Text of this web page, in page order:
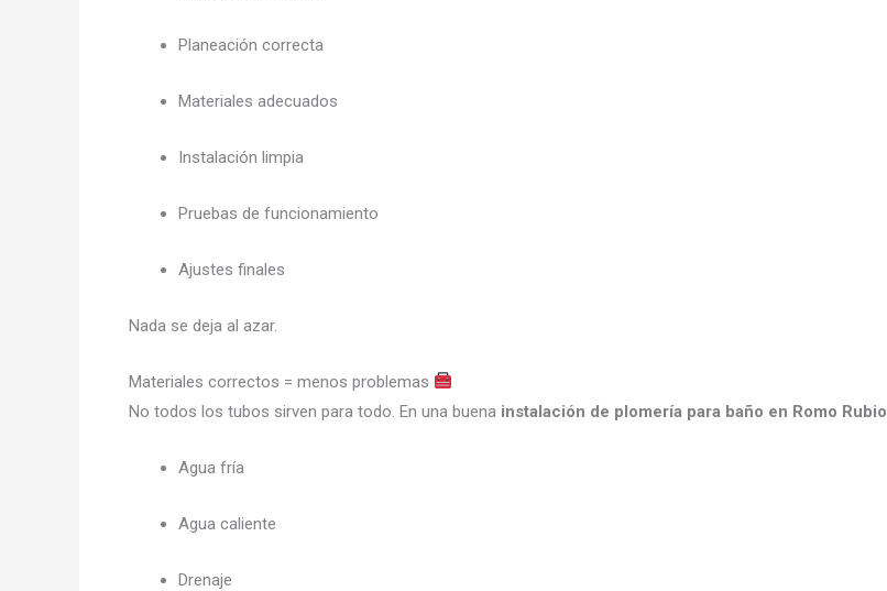
Planeación correcta
Materiales adecuados
Instalación limpia
Pruebas de funcionamiento
Ajustes finales
Nada se deja al azar.
Materiales correctos = menos problemas
No todos los tubos sirven para todo. En una buena instalación de plomería para baño en Romo Rubio
Agua fría
Agua caliente
Drenaje